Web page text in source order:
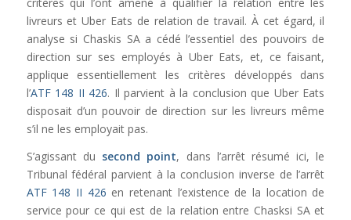
livreurs et Uber Eats de relation de travail. À cet égard, il
analyse si Chaskis SA a cédé l’essentiel des pouvoirs de
direction sur ses employés à Uber Eats, et, ce faisant,
applique essentiellement les critères développés dans
l’ATF 148 II 426. Il parvient à la conclusion que Uber Eats
disposait d’un pouvoir de direction sur les livreurs même
s’il ne les employait pas.
S’agissant du second point, dans l’arrêt résumé ici, le
Tribunal fédéral parvient à la conclusion inverse de l’arrêt
ATF 148 II 426 en retenant l’existence de la location de
service pour ce qui est de la relation entre Chasksi SA et